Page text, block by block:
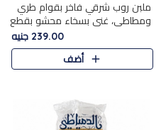
ملبن روب شرقي فاخر بقوام طري
ومطاطي، غني بسخاء محشو بقطع
عين الجمل والبندق المحمص التي
تضيف قرمشة مميزة مُرضية
ونكهة جوزية غنية في كل
239.00 جنيه
أضف